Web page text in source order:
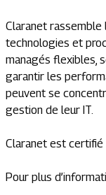
Claranet rassemble
technologies et
managés flexibles,
garantir les
peuvent se
gestion de leur IT.
Claranet est certifié
Pour plus